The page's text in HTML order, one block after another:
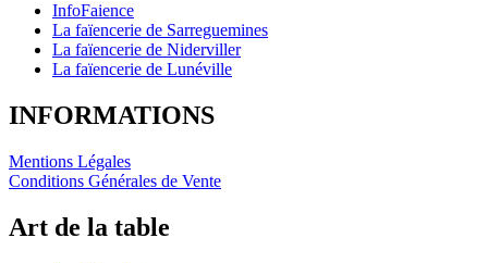
InfoFaience
La faïencerie de Sarreguemines
La faïencerie de Niderviller
La faïencerie de Lunéville
INFORMATIONS
Mentions Légales
Conditions Générales de Vente
Art de la table